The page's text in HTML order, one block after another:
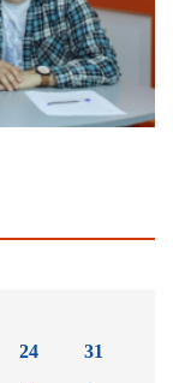
24 31